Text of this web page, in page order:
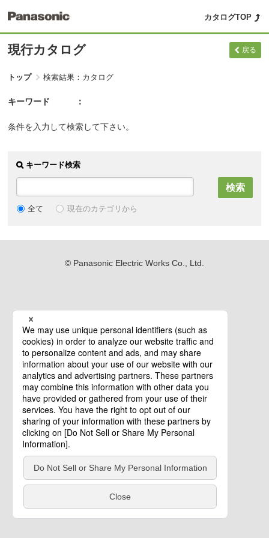
カタログTOP
現行カタログ 戻る
トップ 検索結果：カタログ
キーワード
条件を入力して検索して下さい。
キーワード検索
全て 現在のカテゴリから
© Panasonic Electric Works Co., Ltd.